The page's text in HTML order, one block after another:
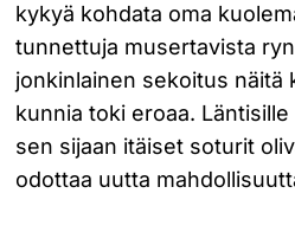
kykyä kohdata oma
tunnettuja musertavista
jonkinlainen sekoitus näitä
kunnia toki eroaa.
sen sijaan itäiset soturit
odottaa uutta